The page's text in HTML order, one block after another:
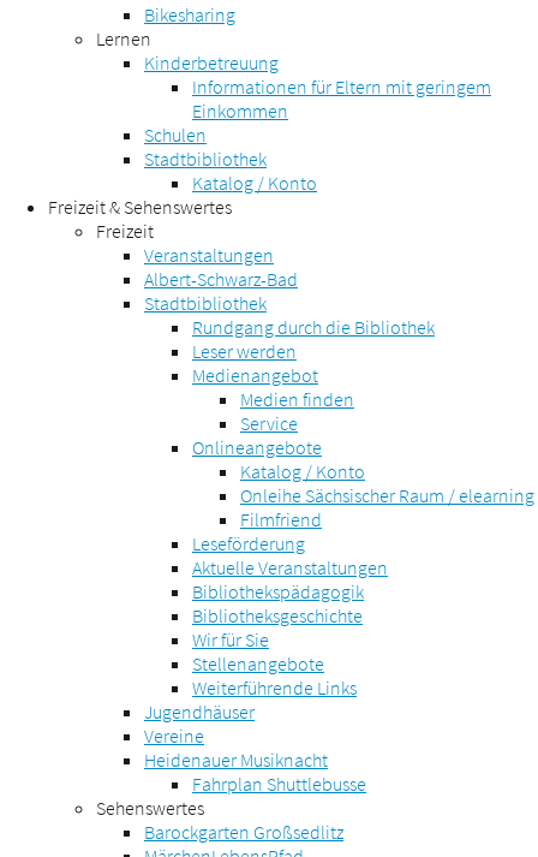
Bikesharing
Lernen
Kinderbetreuung
Informationen für Eltern mit geringem
Einkommen
Schulen
Stadtbibliothek
Katalog / Konto
Freizeit & Sehenswertes
Freizeit
Veranstaltungen
Albert-Schwarz-Bad
Stadtbibliothek
Rundgang durch die Bibliothek
Leser werden
Medienangebot
Medien finden
Service
Onlineangebote
Katalog / Konto
Onleihe Sächsischer Raum / elearning
Filmfriend
Leseförderung
Aktuelle Veranstaltungen
Bibliothekspädagogik
Bibliotheksgeschichte
Wir für Sie
Stellenangebote
Weiterführende Links
Jugendhäuser
Vereine
Heidenauer Musiknacht
Fahrplan Shuttlebusse
Sehenswertes
Barockgarten Großsedlitz